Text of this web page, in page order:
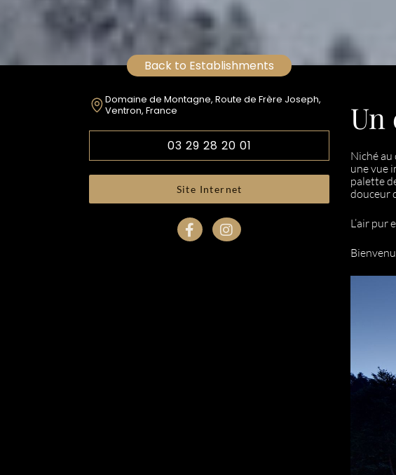
Back to Establishments
Domaine de Montagne, Route de Frère Joseph,
Ventron, France
03 29 28 20 01
Site Internet
Un
Niché
une vue
palette
douceur
L’air